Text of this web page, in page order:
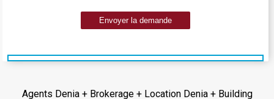
Envoyer la demande
Agents Denia + Brokerage + Location Denia + Building